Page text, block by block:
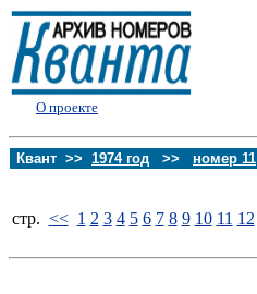
О проекте
Квант >> 1974 год >> номер 11
стp. << 1 2 3 4 5 6 7 8 9 10 11 12